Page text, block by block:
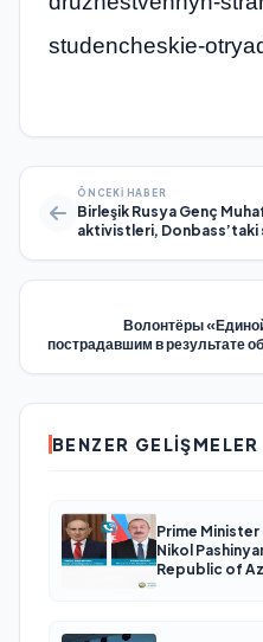
studencheskie-
ÖNCEKI HABER
Birleşik Rusya Genç
aktivistleri, Donbass’taki
Волонтёры
пострадавшим в результате
BENZER GELIŞMELER
Prime
Nikol
Republic of